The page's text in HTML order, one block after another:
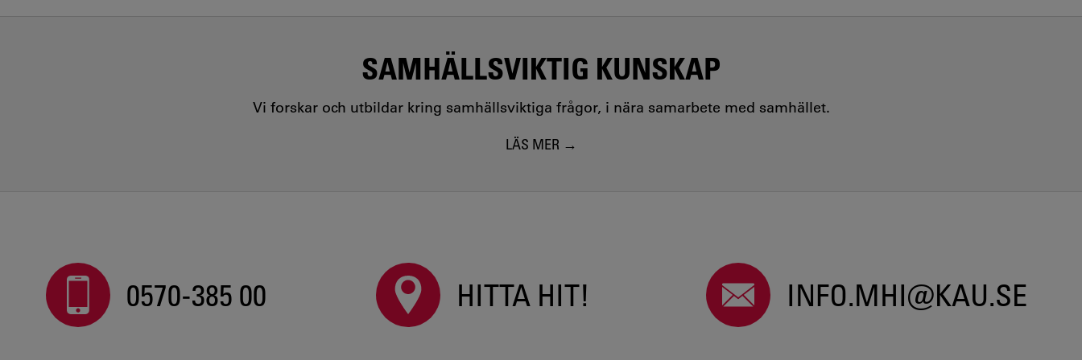
SAMHÄLLSVIKTIG KUNSKAP
Vi forskar och utbildar kring samhällsviktiga frågor, i nära samarbete med samhället.
LÄS MER
0570-385 00 HITTA HIT! INFO.MHI@KAU.SE